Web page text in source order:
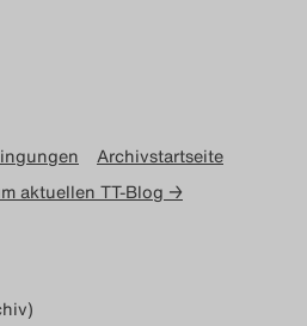
Archivstartseite
aktuellen TT-Blog →